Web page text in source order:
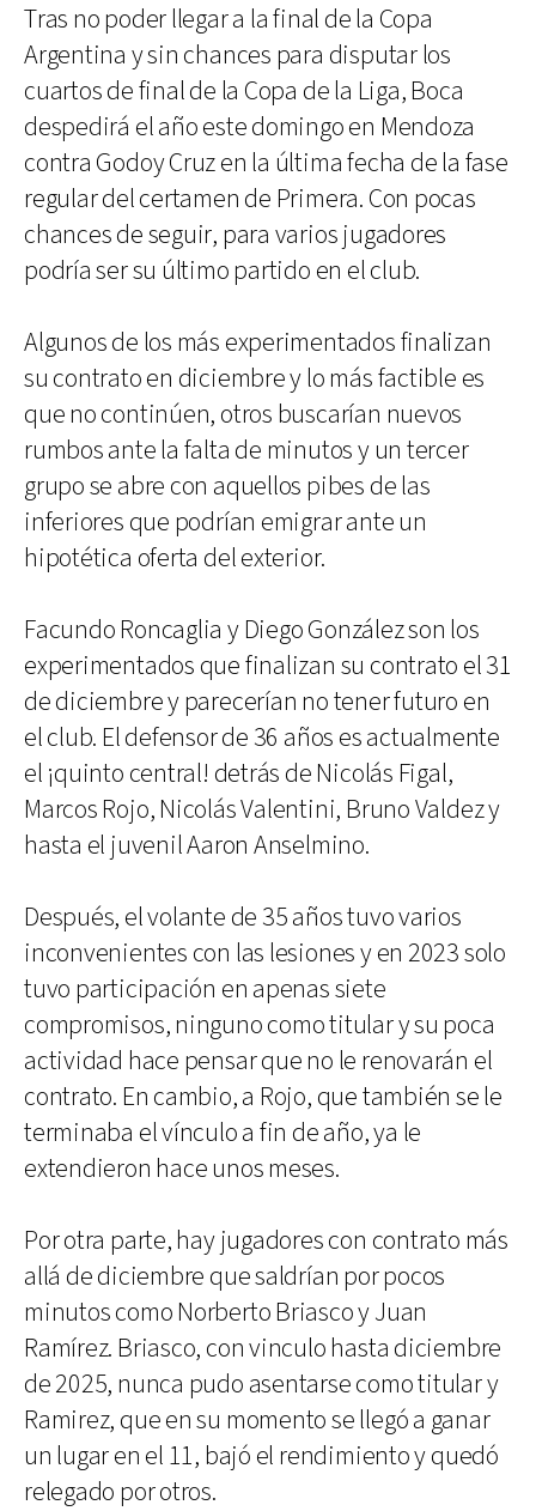
Tras no poder llegar a la final de la Copa
Argentina y sin chances para disputar los
cuartos de final de la Copa de la Liga, Boca
despedirá el año este domingo en Mendoza
contra Godoy Cruz en la última fecha de la fase
regular del certamen de Primera. Con pocas
chances de seguir, para varios jugadores
podría ser su último partido en el club.
Algunos de los más experimentados finalizan
su contrato en diciembre y lo más factible es
que no continúen, otros buscarían nuevos
rumbos ante la falta de minutos y un tercer
grupo se abre con aquellos pibes de las
inferiores que podrían emigrar ante un
hipotética oferta del exterior.
Facundo Roncaglia y Diego González son los
experimentados que finalizan su contrato el 31
de diciembre y parecerían no tener futuro en
el club. El defensor de 36 años es actualmente
el ¡quinto central! detrás de Nicolás Figal,
Marcos Rojo, Nicolás Valentini, Bruno Valdez y
hasta el juvenil Aaron Anselmino.
Después, el volante de 35 años tuvo varios
inconvenientes con las lesiones y en 2023 solo
tuvo participación en apenas siete
compromisos, ninguno como titular y su poca
actividad hace pensar que no le renovarán el
contrato. En cambio, a Rojo, que también se le
terminaba el vínculo a fin de año, ya le
extendieron hace unos meses.
Por otra parte, hay jugadores con contrato más
allá de diciembre que saldrían por pocos
minutos como Norberto Briasco y Juan
Ramírez. Briasco, con vinculo hasta diciembre
de 2025, nunca pudo asentarse como titular y
Ramirez, que en su momento se llegó a ganar
un lugar en el 11, bajó el rendimiento y quedó
relegado por otros.